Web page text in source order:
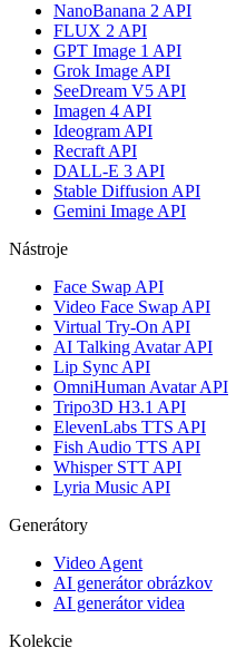
NanoBanana 2 API
FLUX 2 API
GPT Image 1 API
Grok Image API
SeeDream V5 API
Imagen 4 API
Ideogram API
Recraft API
DALL-E 3 API
Stable Diffusion API
Gemini Image API
Nástroje
Face Swap API
Video Face Swap API
Virtual Try-On API
AI Talking Avatar API
Lip Sync API
OmniHuman Avatar API
Tripo3D H3.1 API
ElevenLabs TTS API
Fish Audio TTS API
Whisper STT API
Lyria Music API
Generátory
Video Agent
AI generátor obrázkov
AI generátor videa
Kolekcie